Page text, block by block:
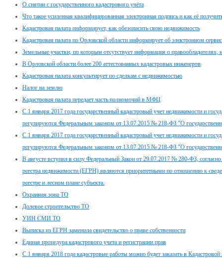
О снятии с государственного кадастрового учёта
Что такое усиленная квалифицированная электронная подпись и как её
Кадастровая палата информирует, как обезопасить свою недвижимость
Кадастровая палата по Орловской области информирует об электронном
Земельные участки, по которым отсутствует информация о правообладателях,
В Орловской области более 200 аттестованных кадастровых инженеров
Кадастровая палата консультирует по сделкам с недвижимостью
Налог на землю
Кадастровая палата передает часть полномочий в МФЦ
С 1 января 2017 года государственный кадастровый учет недвижимости и
регулируются Федеральным законом от 13.07.2015 № 218-ФЗ "О
С 1 января 2017 года государственный кадастровый учет недвижимости и
регулируются Федеральным законом от 13.07.2015 № 218-ФЗ "О
В августе вступил в силу Федеральный Закон от 29.07.2017 № 280-ФЗ,
реестра недвижимости (ЕГРН) являются приоритетными по отношению к
реестре и лесном плане субъекта.
Охранная зона ТО
Долевое строительство ТО
УИН СМИ ТО
Выписка из ЕГРН заменила свидетельство о праве собственности
Единая процедура кадастрового учета и регистрации прав
С 1 января 2018 года кадастровые работы можно будет заказать в Кадастровой